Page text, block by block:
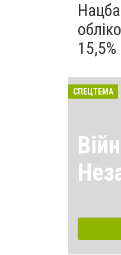
15,5%
СПЕЦТЕМА